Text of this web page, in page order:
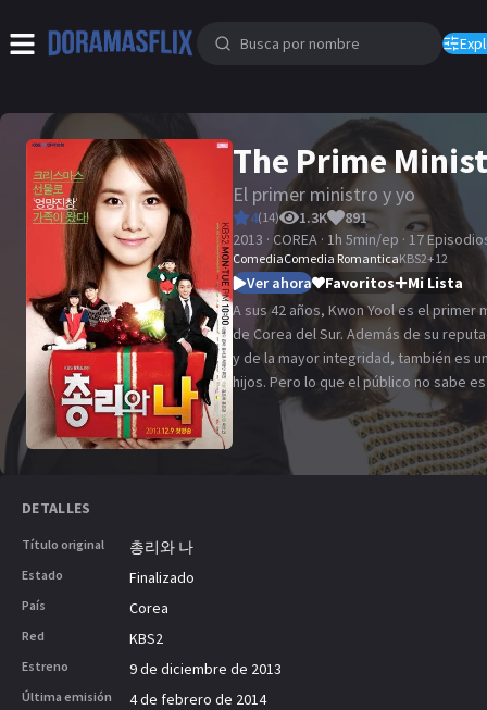
The Prime
El primer ministro y yo
4(14) 1.3K
891
2013 · COREA · 1h 5min/ep · 17
ComediaComedia RomanticaKBS2+12
Ver ahora Favoritos
Mi Lista
A sus 42 años, Kwon Yool es el
de Corea del Sur. Además de su
y de la mayor integridad, también es
hijos. Pero lo que el público no sabe
es en realidad un canalla malhablado
habilidades de crianza más básicas.
que recurre a escribir tabloides de
padre enfermo, pero cuando persigue
DETALLES
Título original 총리와 나
Estado Finalizado
País Corea
Red KBS2
Estreno 9 de diciembre de 2013
Última emisión 4 de febrero de 2014